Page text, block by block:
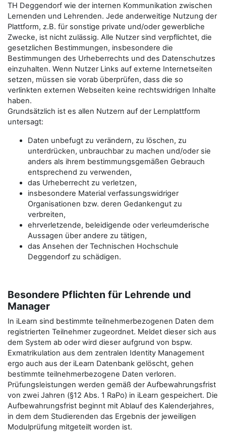
TH Deggendorf wie der internen Kommunikation zwischen
Lernenden und Lehrenden. Jede anderweitige Nutzung der
Plattform, z.B. für sonstige private und/oder gewerbliche
Zwecke, ist nicht zulässig. Alle Nutzer sind verpflichtet, die
gesetzlichen Bestimmungen, insbesondere die
Bestimmungen des Urheberrechts und des Datenschutzes
einzuhalten. Wenn Nutzer Links auf externe Internetseiten
setzen, müssen sie vorab überprüfen, dass die so
verlinkten externen Webseiten keine rechtswidrigen Inhalte
haben.
Grundsätzlich ist es allen Nutzern auf der Lernplattform
untersagt:
Daten unbefugt zu verändern, zu löschen, zu
unterdrücken, unbrauchbar zu machen und/oder sie
anders als ihrem bestimmungsgemäßen Gebrauch
entsprechend zu verwenden,
das Urheberrecht zu verletzen,
insbesondere Material verfassungswidriger
Organisationen bzw. deren Gedankengut zu
verbreiten,
ehrverletzende, beleidigende oder verleumderische
Aussagen über andere zu tätigen,
das Ansehen der Technischen Hochschule
Deggendorf zu schädigen.
Besondere Pflichten für Lehrende und
Manager
In iLearn sind bestimmte teilnehmerbezogenen Daten dem
registrierten Teilnehmer zugeordnet. Meldet dieser sich aus
dem System ab oder wird dieser aufgrund von bspw.
Exmatrikulation aus dem zentralen Identity Management
ergo auch aus der iLearn Datenbank gelöscht, gehen
bestimmte teilnehmerbezogene Daten verloren.
Prüfungsleistungen werden gemäß der Aufbewahrungsfrist
von zwei Jahren (§12 Abs. 1 RaPo) in iLearn gespeichert. Die
Aufbewahrungsfrist beginnt mit Ablauf des Kalenderjahres,
in dem dem Studierenden das Ergebnis der jeweiligen
Modulprüfung mitgeteilt worden ist.